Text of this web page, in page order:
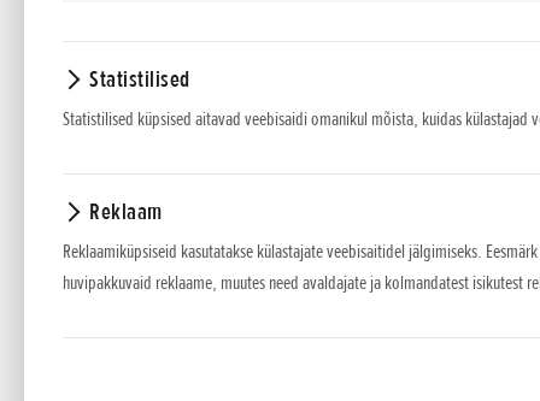
Statistilised
Statistilised küpsised aitavad veebisaidi omanikul mõista, kuidas külastajad
Reklaam
Reklaamiküpsiseid kasutatakse külastajate veebisaitidel jälgimiseks.
huvipakkuvaid reklaame, muutes need avaldajate ja kolmandatest isikutest
Honda EICMA motomessi mudelivaliku
Tähistamaks algupärast murrangulist
saadaval Fireblade SP 30.
triipude paigutus on ühendatud 1992.
Fireblade SP on saadaval kahes
Fireblade'il endal on aga uuendatud
Muudatused on põhjalikumad kui vaid
ja juhitavuse parandamisele. Ka
kaudu. Valitava veojõu kontrollsüsteemi
Fireblade'i Nissini esipidurisadulate
Fireblade SP Öhlins Smart Electronic